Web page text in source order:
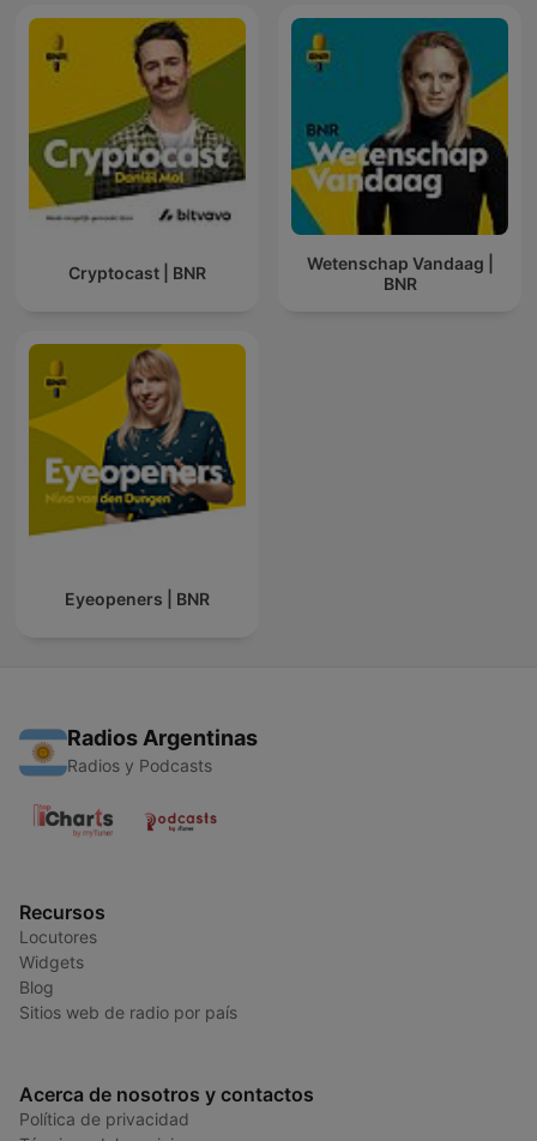
Cryptocast | BNR
Wetenschap Vandaag |
BNR
Eyeopeners | BNR
Radios Argentinas
Radios y Podcasts
Recursos
Locutores
Widgets
Blog
Sitios web de radio por país
Acerca de nosotros y contactos
Política de privacidad